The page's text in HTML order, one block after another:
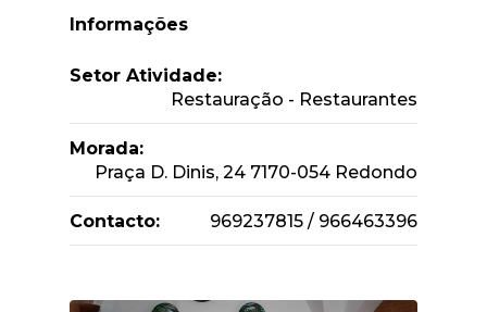
Informações
Setor Atividade:
Restauração - Restaurantes
Morada:
Praça D. Dinis, 24 7170-054 Redondo
Contacto: 969237815 / 966463396